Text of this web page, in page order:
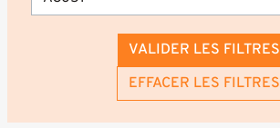
VALIDER LES FILTRES
EFFACER LES FILTRES